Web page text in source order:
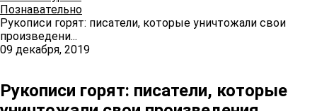
Познавательно
Рукописи горят: писатели, которые уничтожали свои
произведени...
09 декабря, 2019
Рукописи горят: писатели, которые